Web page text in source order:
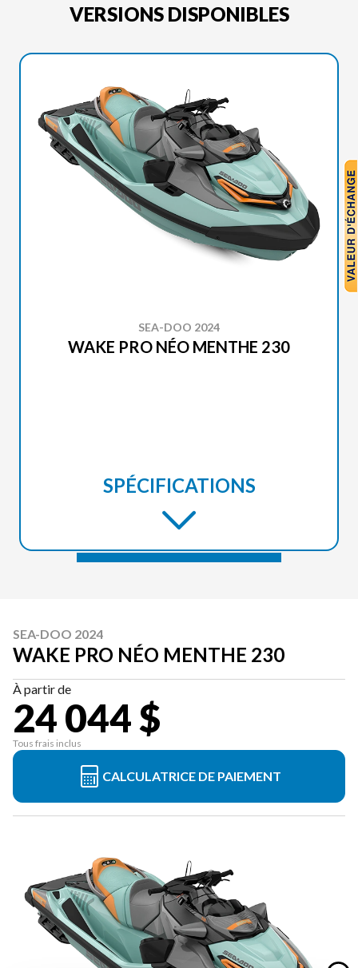
VERSIONS DISPONIBLES
SEA-DOO 2024
WAKE PRO NÉO MENTHE 230
SPÉCIFICATIONS
SEA-DOO 2024
WAKE PRO NÉO MENTHE 230
À partir de
24 044 $
Tous frais inclus
CALCULATRICE DE PAIEMENT